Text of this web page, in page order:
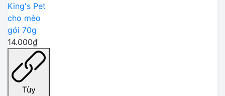
King's Pet
cho mèo
gói 70g
14.000₫
Tùy